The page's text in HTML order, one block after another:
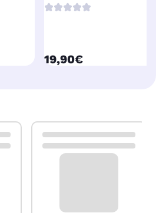
currentPrice
19,90€